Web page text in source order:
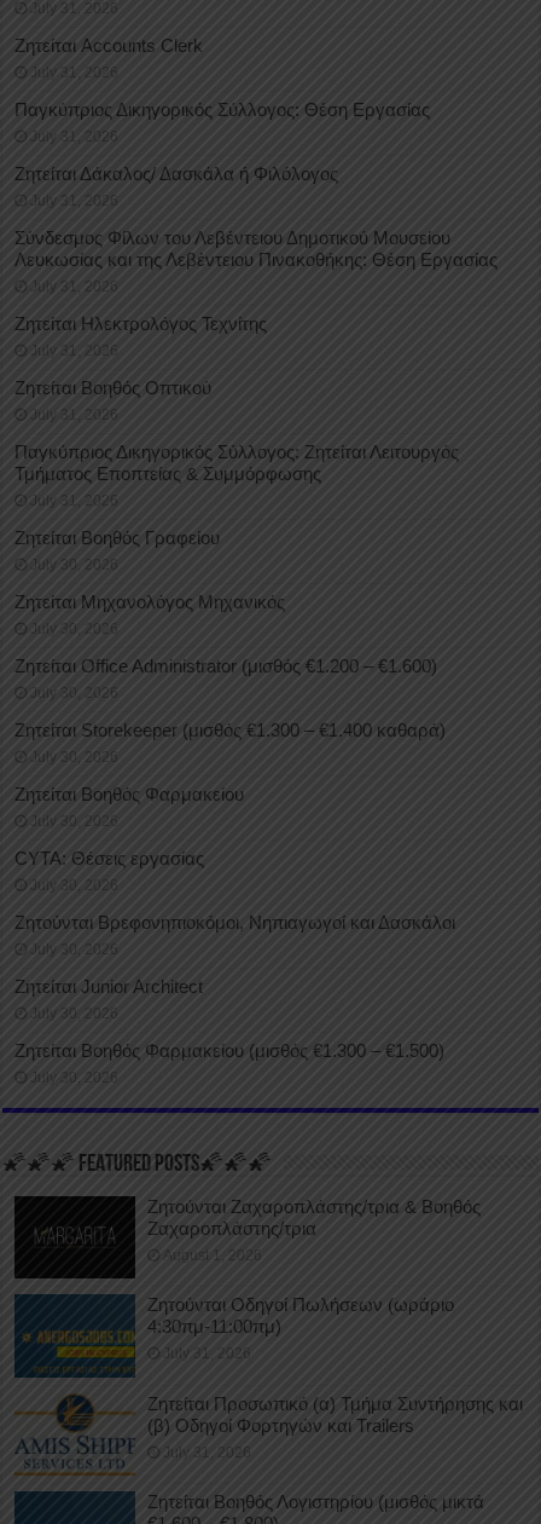
July 31, 2026
Ζητείται Accounts Clerk
July 31, 2026
Παγκύπριος Δικηγορικός Σύλλογος: Θέση Εργασίας
July 31, 2026
Ζητείται Δάκαλος/ Δασκάλα ή Φιλόλογος
July 31, 2026
Σύνδεσμος Φίλων του Λεβέντειου Δημοτικού Μουσείου
Λευκωσίας και της Λεβέντειου Πινακοθήκης: Θέση Εργασίας
July 31, 2026
Ζητείται Ηλεκτρολόγος Τεχνίτης
July 31, 2026
Ζητείται Βοηθός Οπτικού
July 31, 2026
Παγκύπριος Δικηγορικός Σύλλογος: Ζητείται Λειτουργός
Τμήματος Εποπτείας & Συμμόρφωσης
July 31, 2026
Ζητείται Βοηθός Γραφείου
July 30, 2026
Ζητείται Μηχανολόγος Μηχανικός
July 30, 2026
Ζητείται Office Administrator (μισθός €1.200 – €1.600)
July 30, 2026
Ζητείται Storekeeper (μισθός €1.300 – €1.400 καθαρά)
July 30, 2026
Ζητείται Βοηθός Φαρμακείου
July 30, 2026
CYTA: Θέσεις εργασίας
July 30, 2026
Ζητούνται Βρεφονηπιοκόμοι, Νηπιαγωγοί και Δασκάλοι
July 30, 2026
Ζητείται Junior Architect
July 30, 2026
Ζητείται Βοηθός Φαρμακείου (μισθός €1.300 – €1.500)
July 30, 2026
🌠🌠🌠 FEATURED POSTS🌠🌠🌠
Ζητούνται Ζαχαροπλάστης/τρια & Βοηθός
Ζαχαροπλάστης/τρια
August 1, 2026
Ζητούνται Οδηγοί Πωλήσεων (ωράριο
4:30πμ-11:00πμ)
July 31, 2026
Ζητείται Προσωπικό (α) Τμήμα Συντήρησης και
(β) Οδηγοί Φορτηγών και Trailers
July 31, 2026
Ζητείται Βοηθός Λογιστηρίου (μισθός μικτά